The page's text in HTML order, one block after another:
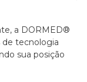
a DORMED®
tecnologia
sua posição